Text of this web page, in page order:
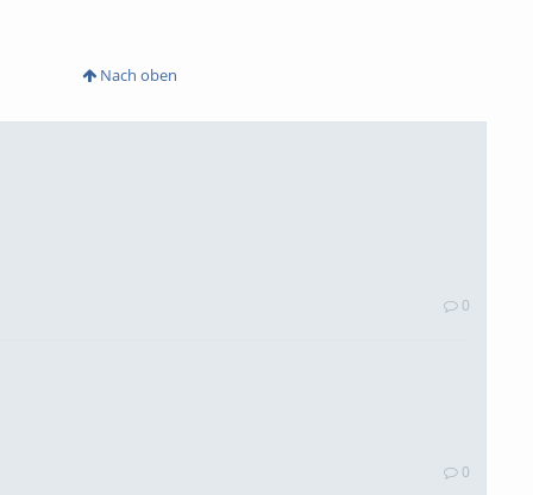
Nach oben
0
0